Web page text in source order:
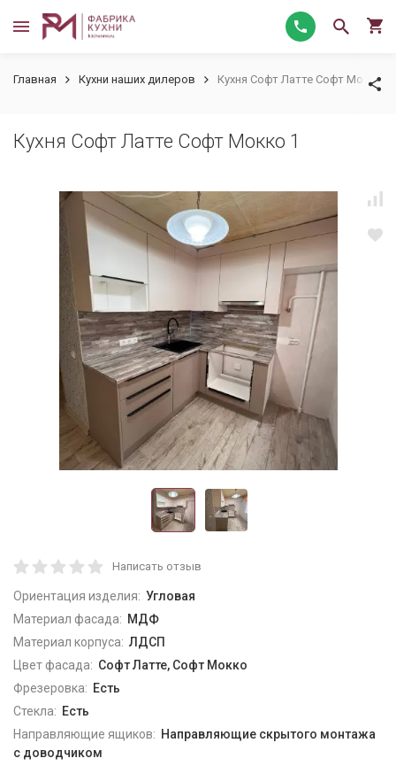
Главная Кухни наших дилеров Кухня Софт Латте Софт Мокко 1
Кухня Софт Латте Софт Мокко 1
Написать отзыв
Ориентация изделия: Угловая
Материал фасада: МДФ
Материал корпуса: ЛДСП
Цвет фасада: Софт Латте, Софт Мокко
Фрезеровка: Есть
Стекла: Есть
Направляющие ящиков: Направляющие скрытого монтажа
с доводчиком